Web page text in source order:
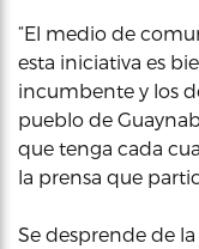
“El medio de
esta iniciativa es
incumbente y los
pueblo de
que tenga cada
la prensa que
Se desprende de